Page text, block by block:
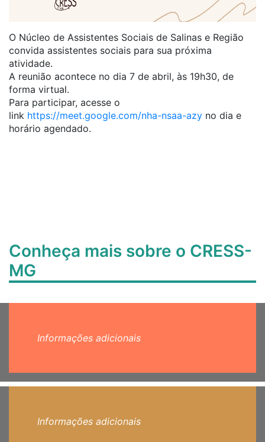
O Núcleo de Assistentes Sociais de Salinas e Região
convida assistentes sociais para sua próxima
atividade.
A reunião acontece no dia 7 de abril, às 19h30, de
forma virtual.
Para participar, acesse o
link https://meet.google.com/nha-nsaa-azy no dia e
horário agendado.
Conheça mais sobre o CRESS-
MG
Informações adicionais
Informações adicionais